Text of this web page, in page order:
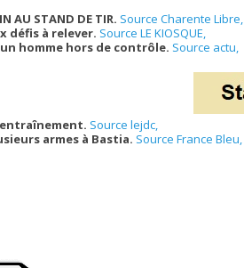
AU STAND DE TIR. Source Charente Libre,
défis à relever. Source LE KIOSQUE,
homme hors de contrôle. Source actu,
Source lejdc,
armes à Bastia. Source France Bleu,